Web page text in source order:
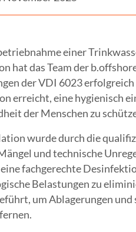
einer
hat das Team der
der VDI 6023
erreicht, eine hygienisch
der Menschen zu
wurde durch die
und technische
fachgerechte
Belastungen zu
um Ablagerungen und